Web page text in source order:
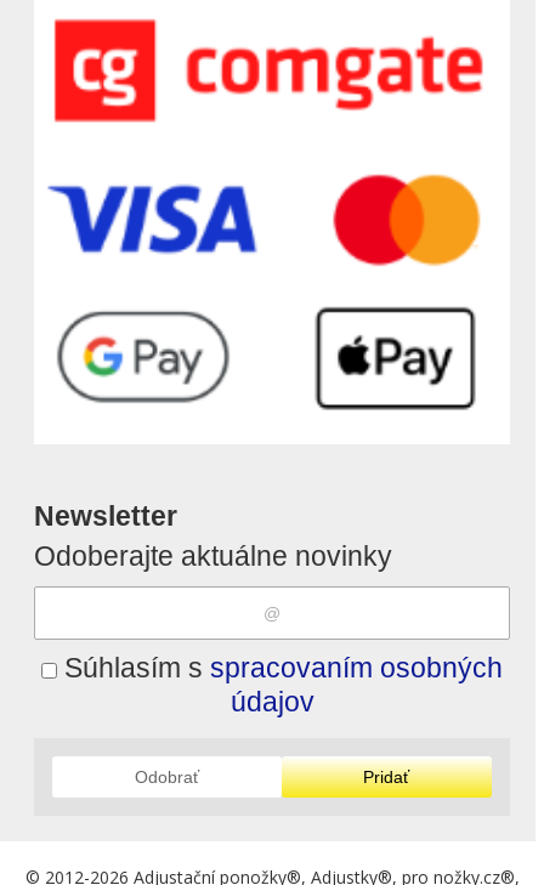
Newsletter
Odoberajte aktuálne novinky
Súhlasím s spracovaním osobných
údajov
Odobrať Pridať
© 2012-2026 Adjustační ponožky®, Adjustky®, pro nožky.cz®,